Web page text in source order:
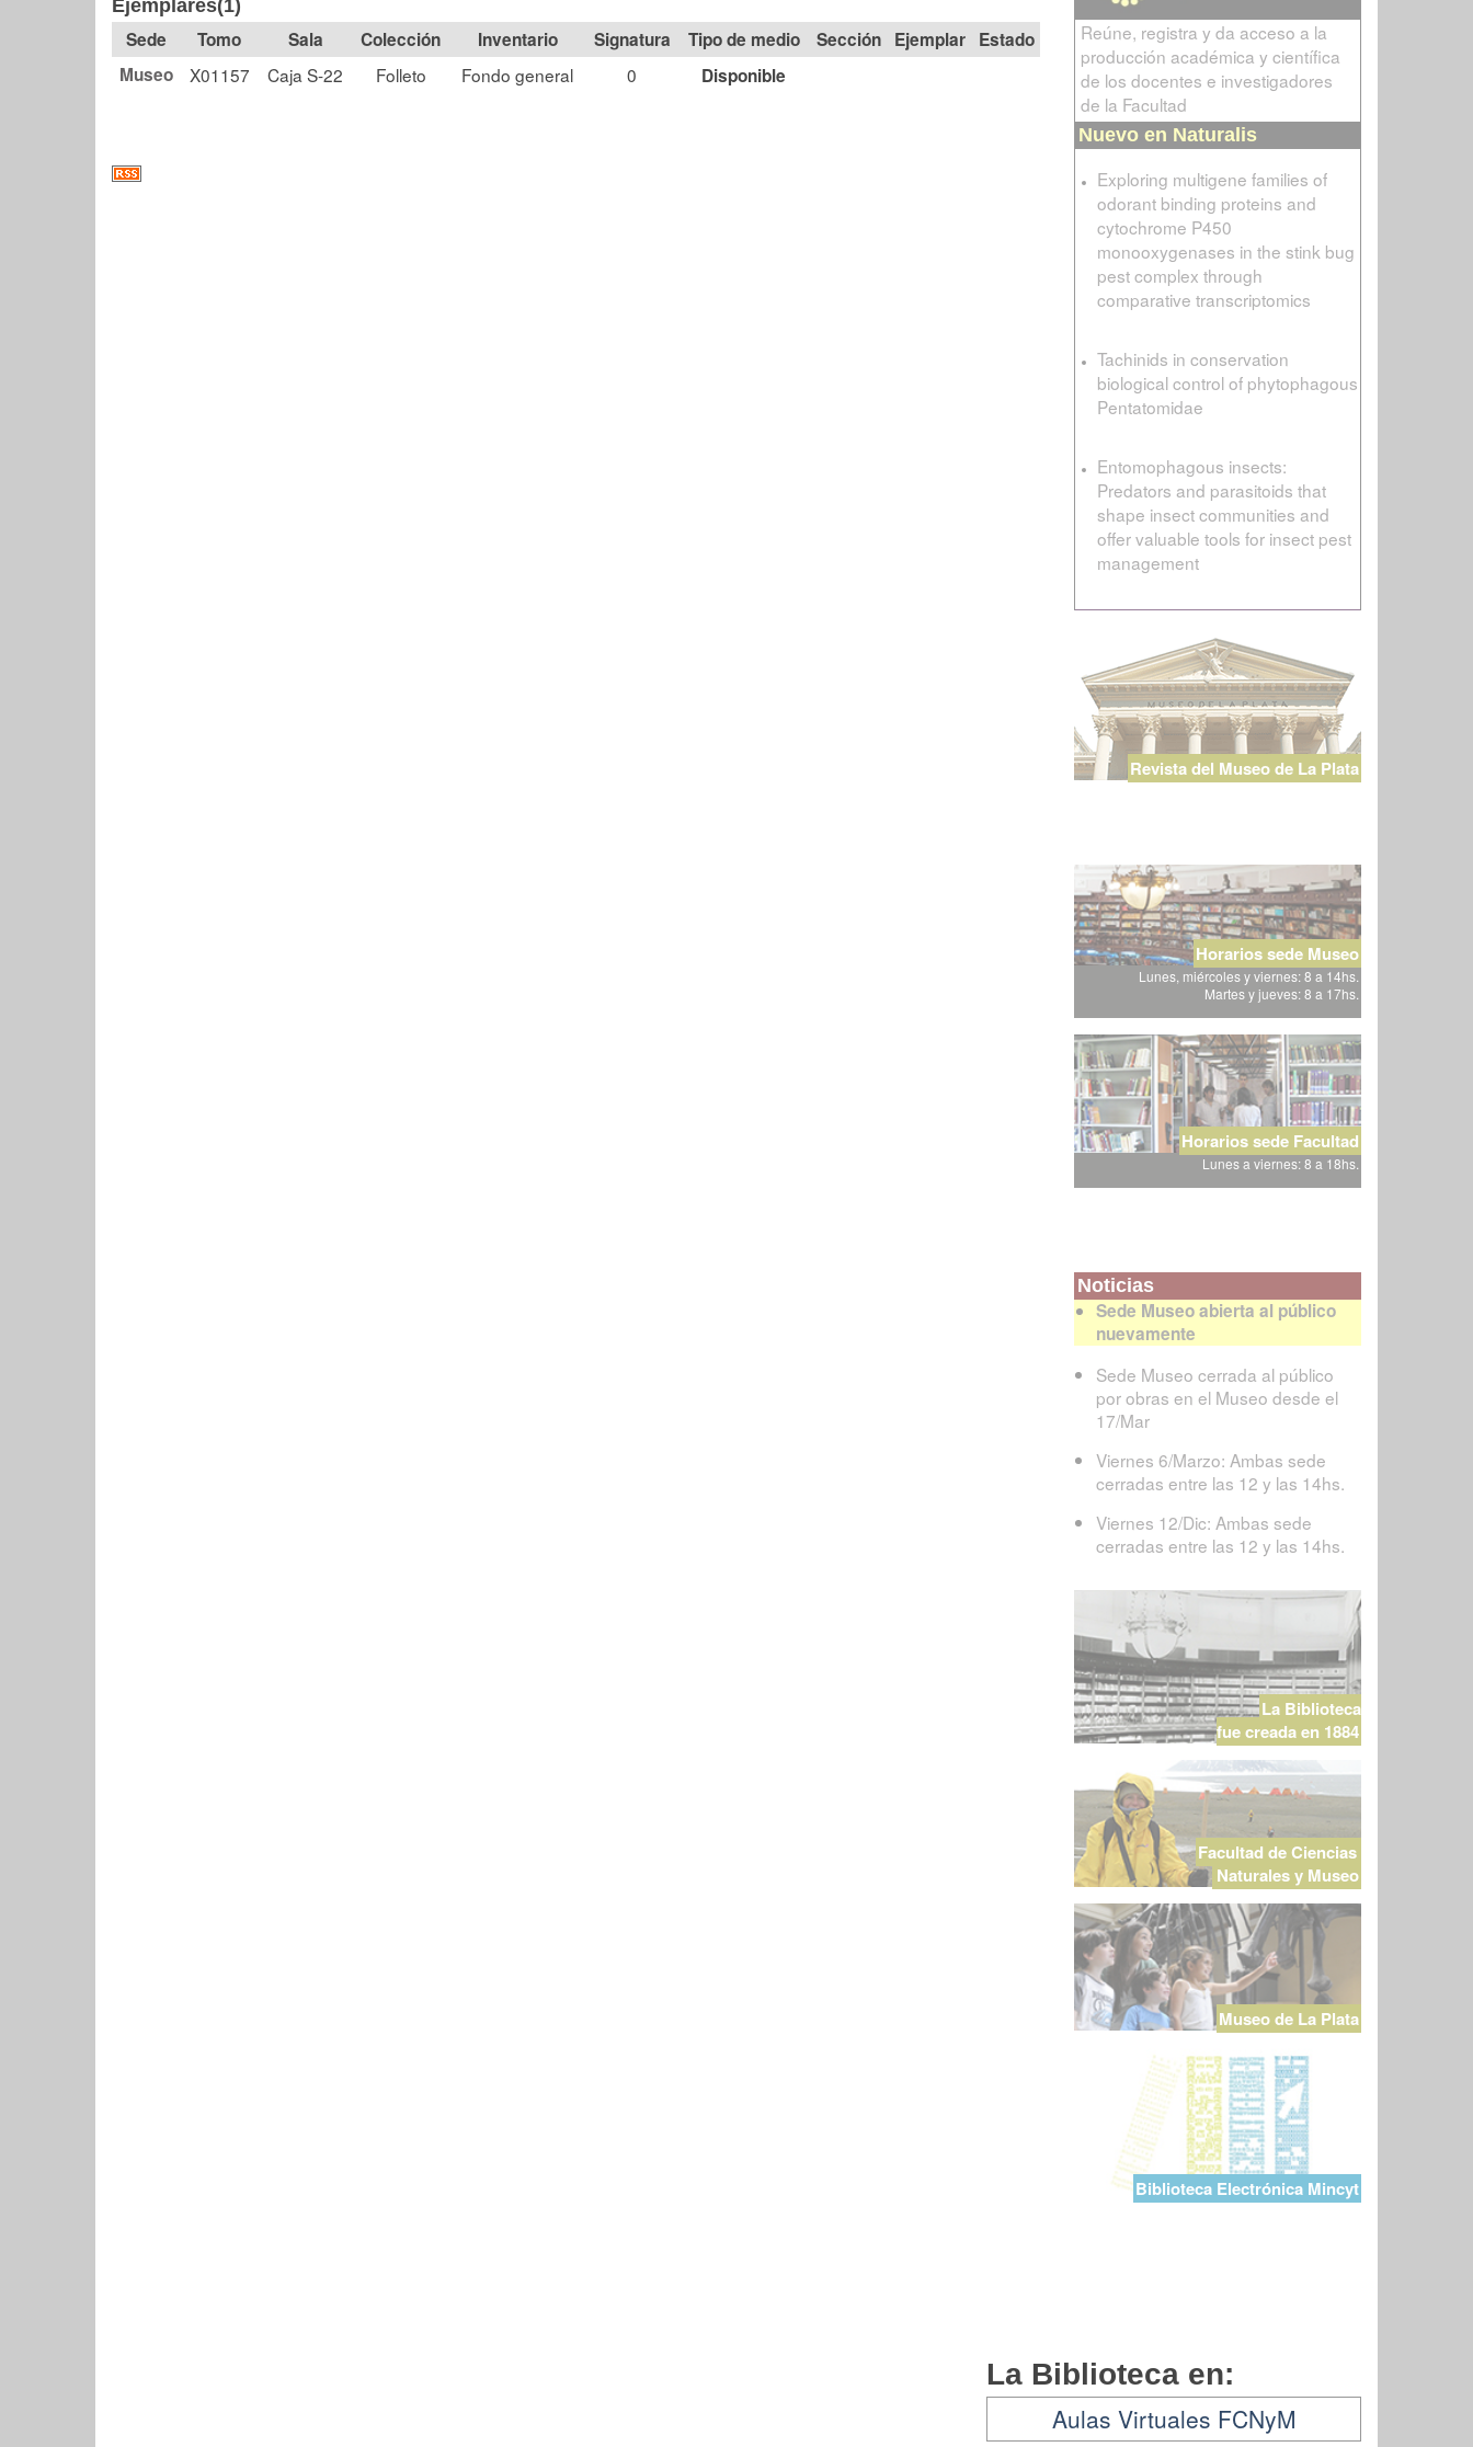
Ejemplares(1)
Tomo Sala Colección Signatura Tipo de medio Sección
Estado
Museo
X01157 Caja S-22 Folleto Fondo general 0 Disponible
Reúne, registra y da acceso a la
producción académica y científica
de los docentes e investigadores
de la Facultad
Nuevo en Naturalis
Exploring multigene families of
odorant binding proteins and
cytochrome P450
monooxygenases in the stink bug
pest complex through
comparative transcriptomics
Tachinids in conservation
biological control of phytophagous
Pentatomidae
Entomophagous insects:
Predators and parasitoids that
shape insect communities and
offer valuable tools for insect pest
management
Revista del Museo de La Plata
Horarios sede Museo
Lunes, miércoles y viernes: 8 a 14hs.
Martes y jueves: 8 a 17hs.
Horarios sede Facultad
Lunes a viernes: 8 a 18hs.
Noticias
Sede Museo abierta al público
nuevamente
Sede Museo cerrada al público
por obras en el Museo desde el
17/Mar
Viernes 6/Marzo: Ambas sede
cerradas entre las 12 y las 14hs.
Viernes 12/Dic: Ambas sede
cerradas entre las 12 y las 14hs.
La Biblioteca
fue creada en 1884
Facultad de Ciencias
Naturales y Museo
Museo de La Plata
Biblioteca Electrónica Mincyt
La Biblioteca en:
Aulas Virtuales FCNyM